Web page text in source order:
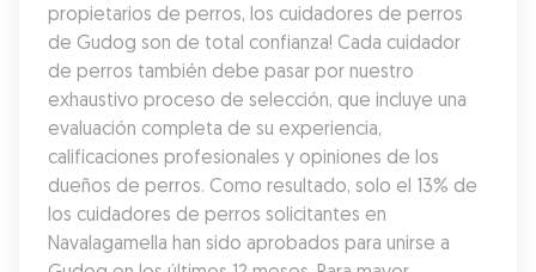
propietarios de perros, los cuidadores de perros
de Gudog son de total confianza! Cada cuidador
de perros también debe pasar por nuestro
exhaustivo proceso de selección, que incluye una
evaluación completa de su experiencia,
calificaciones profesionales y opiniones de los
dueños de perros. Como resultado, solo el 13% de
los cuidadores de perros solicitantes en
Navalagamella han sido aprobados para unirse a